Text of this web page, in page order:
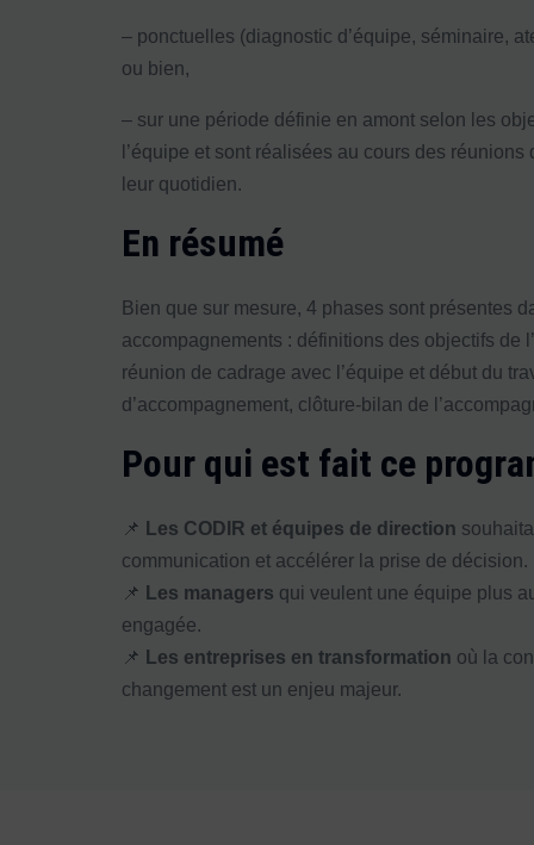
– ponctuelles (diagnostic d’équipe, séminaire,
ou bien,
– sur une période définie en amont selon les
l’équipe et sont réalisées au cours des réunions
leur quotidien.
En résumé
Bien que sur mesure, 4 phases sont présentes
accompagnements : définitions des objectifs de
réunion de cadrage avec l’équipe et début du
d’accompagnement, clôture-bilan de
Pour qui est fait ce
📌 Les CODIR et équipes de direction
communication et accélérer la prise de décision.
📌 Les managers qui veulent une équipe plus
engagée.
📌 Les entreprises en transformation où la
changement est un enjeu majeur.